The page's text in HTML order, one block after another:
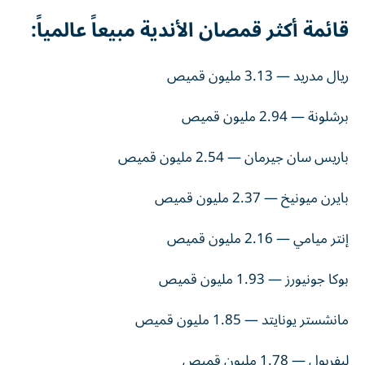
قائمة أكثر قمصان الأندية مبيعاً عالمياً:
ريال مدريد — 3.13 مليون قميص
برشلونة — 2.94 مليون قميص
باريس سان جيرمان — 2.54 مليون قميص
بايرن ميونيخ — 2.37 مليون قميص
إنتر ميامي — 2.16 مليون قميص
بوكا جونيورز — 1.93 مليون قميص
مانشستر يونايتد — 1.85 مليون قميص